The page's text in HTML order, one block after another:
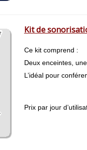
Kit de
Ce kit comprend :
Deux enceintes,
L’idéal pour
Prix par jour